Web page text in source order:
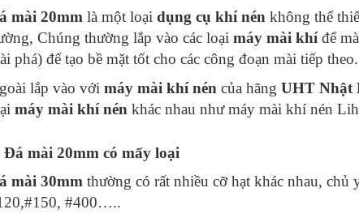
mài 20mm là một loại dụng cụ khí nén không thể
Chúng thường lắp vào các loại máy mài khíđể
phá) để tạo bề mặt tốt cho các công đoạn mài tiếp theo.
lắp vào với máy mài khí nén của hãng UHT Nhật
máy mài khí nén khác nhau như máy mài khí nén
Đá mài 20mm có mấy loại
mài 30mm thường có rất nhiều cỡ hạt khác nhau,
#400…..